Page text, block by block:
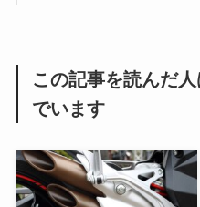
この記事を読んだ
でいます